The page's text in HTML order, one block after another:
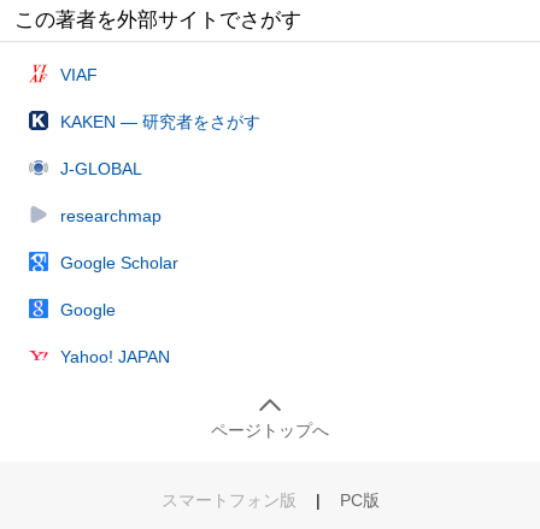
この著者を外部サイトでさがす
VIAF
KAKEN — 研究者をさがす
J-GLOBAL
researchmap
Google Scholar
Google
Yahoo! JAPAN
ページトップへ
スマートフォン版 | PC版